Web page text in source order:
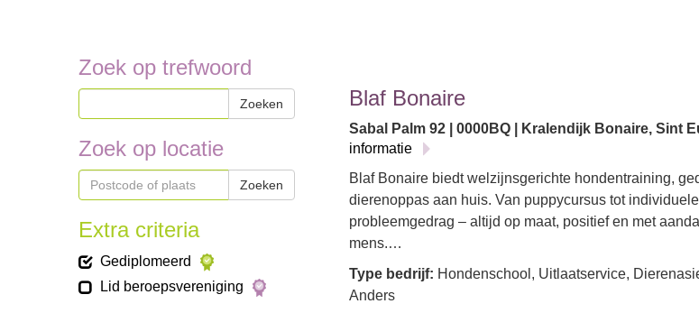
Zoek op trefwoord
Zoeken
Zoek op locatie
Zoeken
Extra criteria
Gediplomeerd
Lid beroepsvereniging
Blaf Bonaire
Sabal Palm 92 | 0000BQ | Kralendijk Bonaire, Sint
informatie
Blaf Bonaire biedt welzijnsgerichte hondentraining,
dierenoppas aan huis. Van puppycursus tot
probleemgedrag – altijd op maat, positief en met
mens.…
Type bedrijf: Hondenschool, Uitlaatservice,
Anders